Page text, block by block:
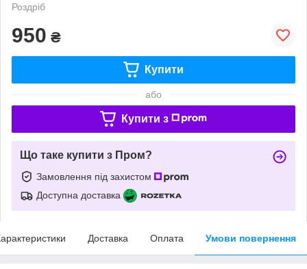
Роздріб
950 ₴
Купити
або
Купити з
Що таке купити з Пром?
Замовлення під захистом
Доступна доставка
Доставка Оплата Умови повернення